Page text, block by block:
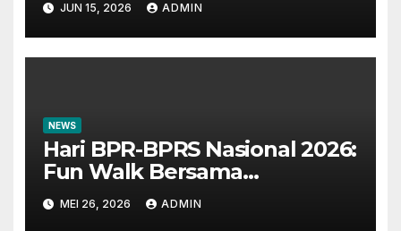
JUN 15, 2026 ADMIN
NEWS
Hari BPR-BPRS Nasional 2026:
Fun Walk Bersama
Masyarakat dan Insan
Perbankan
MEI 26, 2026 ADMIN